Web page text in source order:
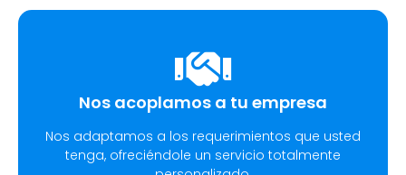
Nos acoplamos a tu empresa
Nos adaptamos a los requerimientos que usted
tenga, ofreciéndole un servicio totalmente